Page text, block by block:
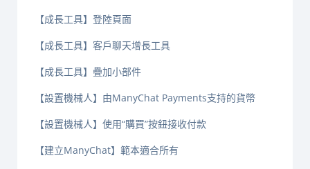
【成長工具】登陸頁面
【成長工具】客戶聊天增長工具
【成長工具】疊加小部件
【設置機械人】由ManyChat Payments支持的貨幣
【設置機械人】使用“購買”按鈕接收付款
【建立ManyChat】範本適合所有